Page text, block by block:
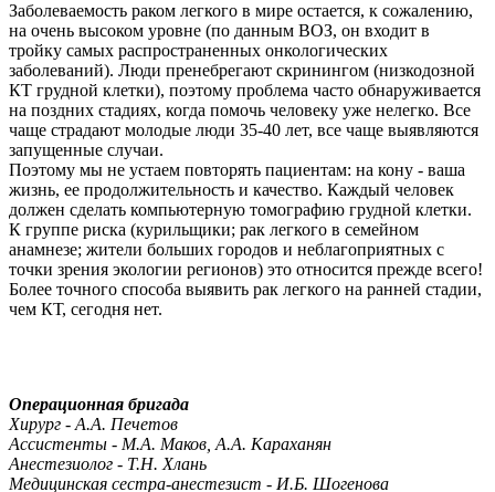
Заболеваемость раком легкого в мире остается, к сожалению,
на очень высоком уровне (по данным ВОЗ, он входит в
тройку самых распространенных онкологических
заболеваний). Люди пренебрегают скринингом (низкодозной
КТ грудной клетки), поэтому проблема часто обнаруживается
на поздних стадиях, когда помочь человеку уже нелегко. Все
чаще страдают молодые люди 35-40 лет, все чаще выявляются
запущенные случаи.
Поэтому мы не устаем повторять пациентам: на кону - ваша
жизнь, ее продолжительность и качество. Каждый человек
должен сделать компьютерную томографию грудной клетки.
К группе риска (курильщики; рак легкого в семейном
анамнезе; жители больших городов и неблагоприятных с
точки зрения экологии регионов) это относится прежде всего!
Более точного способа выявить рак легкого на ранней стадии,
чем КТ, сегодня нет.
Операционная бригада
Хирург - А.А. Печетов
Ассистенты - М.А. Маков, А.А. Караханян
Анестезиолог - Т.Н. Хлань
Медицинская сестра-анестезист - И.Б. Шогенова